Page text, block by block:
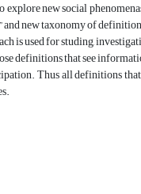
new social
and new taxonomy of
is used for studing,
definitions that see
Thus all definitions